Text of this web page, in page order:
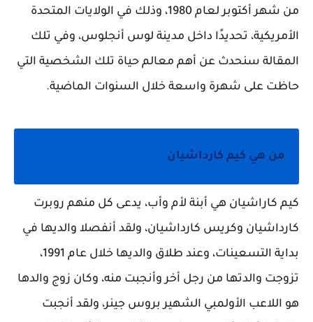
من شهر أكتوبر لعام 1980، وذلك في الولايات المتحدة
الأمريكية، تحديدًا داخل مدينة لوس أنجلوس، وفي تلك
المقالة سنحدث عن أهم معالم حياة تلك الشخصية التي
حاظت على شهرة واسعة خلال السنوات الماضية.
من هي كيم كارداشيان
كيم كاراشيان هي أبنة لأم وأب، يدعى كل منهم روبرت
كارداشيان وكريس كارداشيان، ولقد أنفصلا والديها في
بداية التسعينات، وعند طلاق والديها خلال عام 1991،
تزوجت والدتها من رجل أخر وأنجبت منه، وكان زوج والدها
هو اللاعب الأولمبي الشهير بروس جينر، ولقد أنجبت